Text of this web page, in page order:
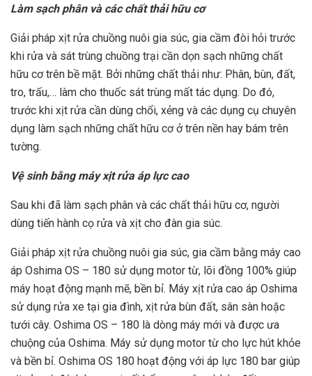
Làm sạch phân và các chất thải hữu cơ
Giải pháp xịt rửa chuồng nuôi gia súc, gia cầm đòi hỏi trước
khi rửa và sát trùng chuồng trại cần dọn sạch những chất
hữu cơ trên bề mặt. Bởi những chất thải như: Phân, bùn, đất,
tro, trấu,… làm cho thuốc sát trùng mất tác dụng. Do đó,
trước khi xịt rửa cần dùng chổi, xẻng và các dụng cụ chuyên
dụng làm sạch những chất hữu cơ ở trên nền hay bám trên
tường.
Vệ sinh bằng máy xịt rửa áp lực cao
Sau khi đã làm sạch phân và các chất thải hữu cơ, người
dùng tiến hành cọ rửa và xịt cho đàn gia súc.
Giải pháp xịt rửa chuồng nuôi gia súc, gia cầm bằng máy cao
áp Oshima OS – 180 sử dụng motor từ, lõi đồng 100% giúp
máy hoạt động mạnh mẽ, bền bỉ. Máy xịt rửa cao áp Oshima
sử dụng rửa xe tại gia đình, xịt rửa bùn đất, sân sàn hoặc
tưới cây. Oshima OS – 180 là dòng máy mới và được ưa
chuộng của Oshima. Máy sử dụng motor từ cho lực hút khỏe
và bền bỉ. Oshima OS 180 hoạt động với áp lực 180 bar giúp